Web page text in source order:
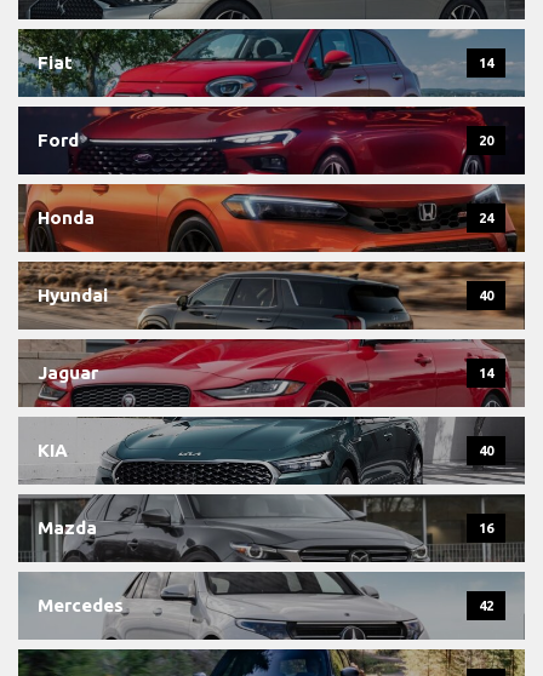
Fiat 14
Ford 20
Honda 24
Hyundai 40
Jaguar 14
KIA 40
Mazda 16
Mercedes 42